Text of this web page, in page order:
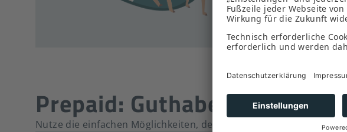
Bitte beachte: Sofern
nach 21 Tagen
Prepaid: Guthaben
Nutze die einfachen Möglichkeiten, dein Prepaid-Guthaben bei